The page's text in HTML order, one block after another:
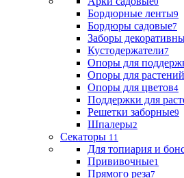
Бордюрные ленты9
Бордюры садовые7
Заборы
Кустодержатели7
Опоры для
Опоры для растений
Опоры для цветов4
Поддержки для
Решетки заборные9
Шпалеры2
Секаторы 11
Для топиария и
Прививочные1
Прямого реза7